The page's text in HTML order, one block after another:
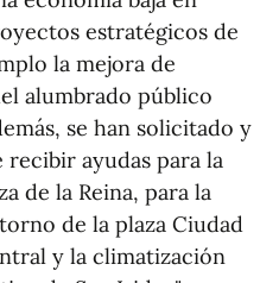
estratégicos de
la mejora de
alumbrado público
se han solicitado y
recibir ayudas para la
de la Reina, para la
de la plaza Ciudad
y la climatización